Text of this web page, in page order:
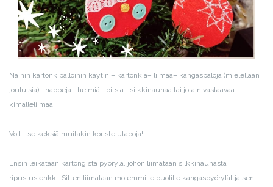
Näihin kartonkipalloihin käytin:– kartonkia– liimaa– kangaspaloja (mielellään
jouluisia)– nappeja– helmiä– pitsiä– silkkinauhaa tai jotain vastaavaa–
kimalleliimaa
Voit itse keksiä muitakin koristelutapoja!
Ensin leikataan kartongista pyörylä, johon liimataan silkkinauhasta
ripustuslenkki. Sitten liimataan molemmille puolille kangaspyörylät ja sen